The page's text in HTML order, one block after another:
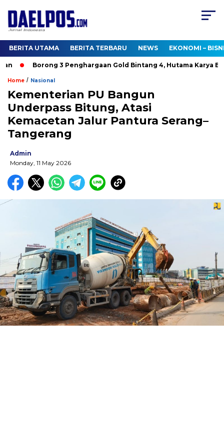
BERITA UTAMA BERITA TERBARU NEWS EKONOMI –
Borong 3 Penghargaan Gold Bintang 4, Hutama Karya
Home / Nasional
Kementerian PU Bangun
Underpass Bitung, Atasi
Kemacetan Jalur Pantura Serang–
Tangerang
Admin
Monday, 11 May 2026